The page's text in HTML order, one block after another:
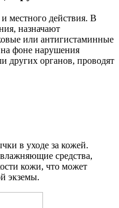
местного действия. В
назначают
или антигистаминные
на фоне нарушения
других органов, проводят
в уходе за кожей.
средства,
кожи, что может
экземы.